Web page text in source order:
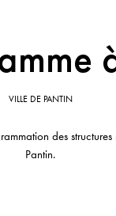
VILLE DE PANTIN
des
Pantin.